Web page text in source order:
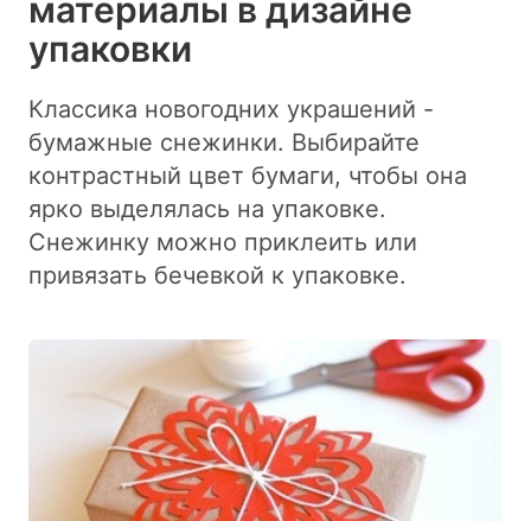
материалы в дизайне
упаковки
Классика новогодних украшений -
бумажные снежинки. Выбирайте
контрастный цвет бумаги, чтобы она
ярко выделялась на упаковке.
Снежинку можно приклеить или
привязать бечевкой к упаковке.